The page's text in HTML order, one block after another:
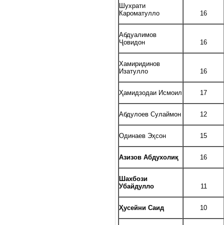
Шухрати
Кароматулло
16
Абдуалимов
Ҷовидон
16
Хамиридинов
Изатулло
16
Ҳамидзодаи Исмоил 17
Абдулоев Сулаймон 12
Одинаев Эҳсон 15
Азизов Абдухолиқ 16
Шахбози
Убайдулло
11
Ҳусейни Саид 10